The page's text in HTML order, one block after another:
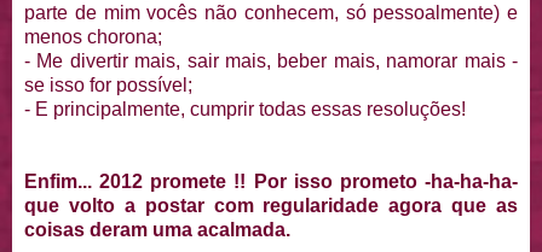
parte de mim vocês não conhecem, só pessoalmente) e
menos chorona;
- Me divertir mais, sair mais, beber mais, namorar mais -
se isso for possível;
- E principalmente, cumprir todas essas resoluções!
Enfim... 2012 promete !! Por isso prometo -ha-ha-ha-
que volto a postar com regularidade agora que as
coisas deram uma acalmada.